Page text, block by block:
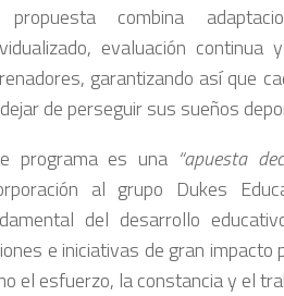
combina
evaluación
garantizando así que
de perseguir sus sueños
programa es una“apuesta
al grupo Dukes
del desarrollo
e iniciativas de gran
el esfuerzo, la constancia y el